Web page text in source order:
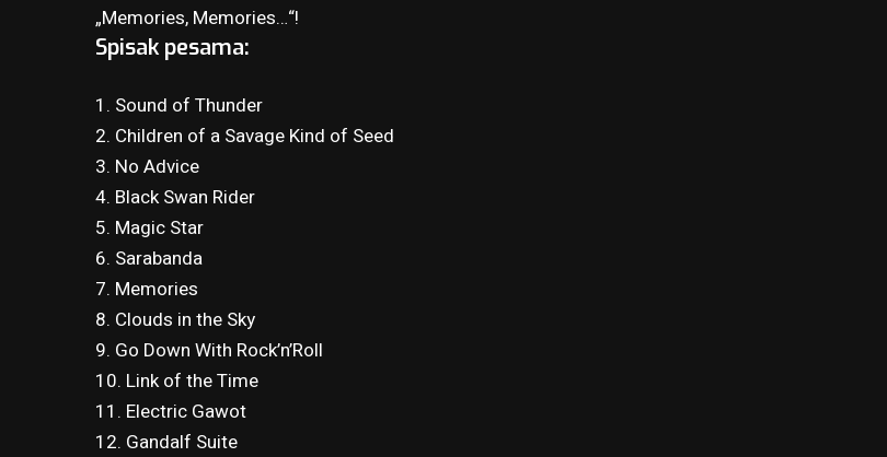
„Memories, Memories…“!
Spisak pesama:
1. Sound of Thunder
2. Children of a Savage Kind of Seed
3. No Advice
4. Black Swan Rider
5. Magic Star
6. Sarabanda
7. Memories
8. Clouds in the Sky
9. Go Down With Rock’n’Roll
10. Link of the Time
11. Electric Gawot
12. Gandalf Suite